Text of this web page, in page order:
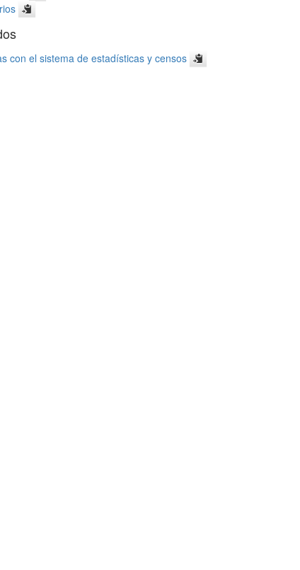
con el sistema de estadísticas y censos